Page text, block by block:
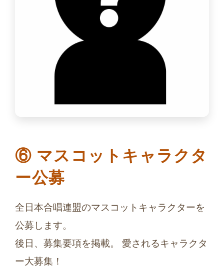
⑥ マスコットキャラクタ
ー公募
全日本合唱連盟のマスコットキャラクターを
公募します。
後日、募集要項を掲載。 愛されるキャラクタ
ー大募集！